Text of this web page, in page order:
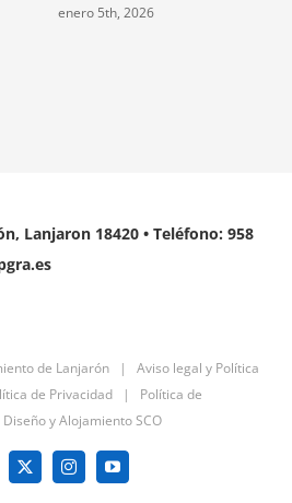
enero 5th, 2026
Lanjaron 18420 • Teléfono: 958
de Lanjarón | Aviso legal y Política
de Privacidad | Política de
Diseño y Alojamiento SCO
X InstagramYouTube